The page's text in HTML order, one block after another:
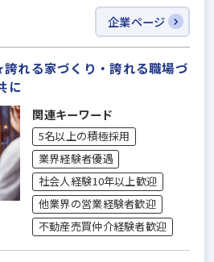
企業ページ
れる家づくり・誇れる職場づ
に
関連キーワード
5名以上の積極採用
業界経験者優遇
社会人経験10年以上歓迎
他業界の営業経験者歓迎
不動産売買仲介経験者歓迎